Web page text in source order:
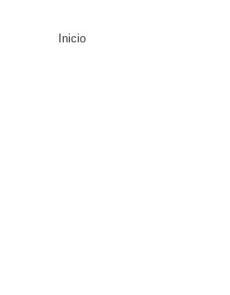
Inicio